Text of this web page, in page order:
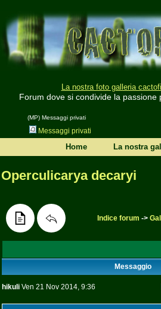
La nostra foto galleria
Forum dove si condivide la passione
(MP) Messaggi privati
Messaggi privati
Home La nostra
Operculicarya decaryi
Indice forum ->
Messaggio
hikuli Ven 21 Nov 2014, 9:36